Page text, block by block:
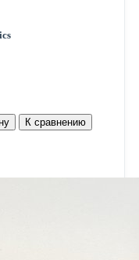
К сравнению